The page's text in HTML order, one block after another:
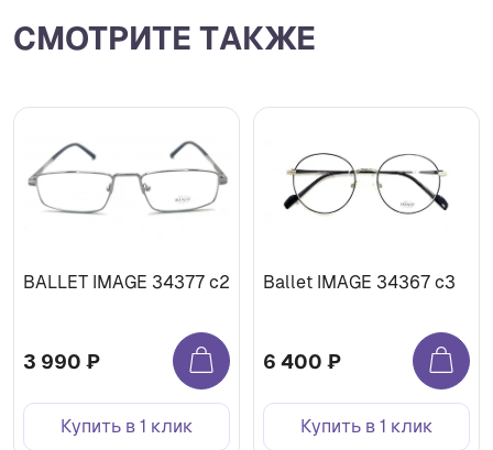
СМОТРИТЕ ТАКЖЕ
BALLET IMAGE 34377 c2
3 990 ₽
Купить в 1 клик
Ballet IMAGE 34367 c3
6 400 ₽
Купить в 1 клик